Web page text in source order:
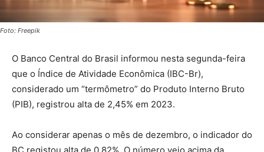
Foto: Freepik
O Banco Central do Brasil informou nesta segunda-feira
que o Índice de Atividade Econômica (IBC-Br),
considerado um “termômetro” do Produto Interno Bruto
(PIB), registrou alta de 2,45% em 2023.
Ao considerar apenas o mês de dezembro, o indicador do